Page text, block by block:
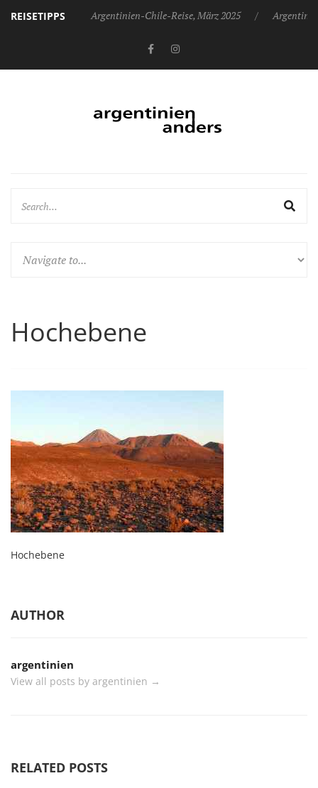
REISETIPPS
2025 Argentinien-Chile-Reise, März 2025 Argentinien-
Hochebene
Hochebene
AUTHOR
argentinien
View all posts by argentinien →
RELATED POSTS